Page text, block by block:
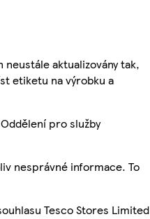
aktualizovány tak,
etiketu na výrobku a
pro služby
nesprávné informace. To
Tesco Stores Limited